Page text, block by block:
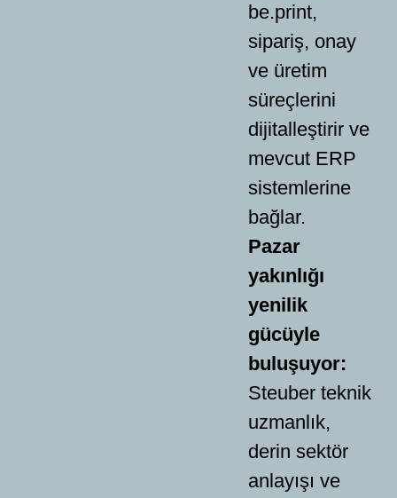
be.print,
sipariş, onay
ve üretim
süreçlerini
dijitalleştirir ve
mevcut ERP
sistemlerine
bağlar.
Pazar
yakınlığı
yenilik
gücüyle
buluşuyor:
Steuber teknik
uzmanlık,
derin sektör
anlayışı ve